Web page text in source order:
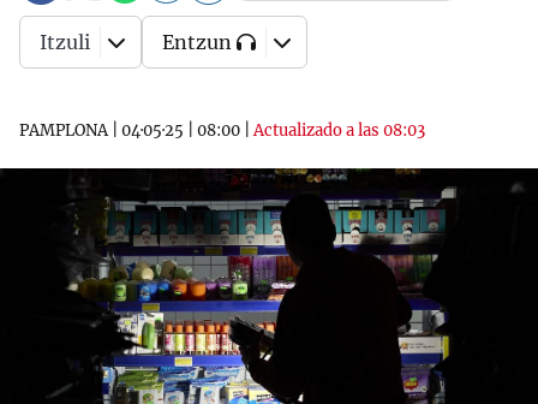
PAMPLONA| 04·05·25 08:00 |Actualizado a las 08:03
Itzuli Entzun